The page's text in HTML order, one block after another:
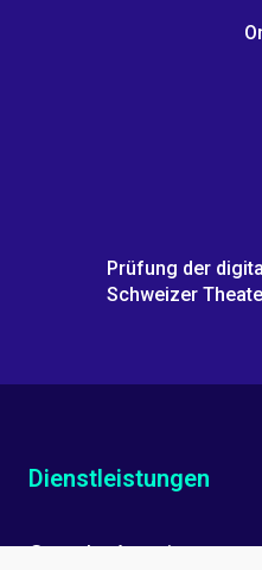
Prüfung der
Schweizer
Dienstleistungen
Google-Anzeigen